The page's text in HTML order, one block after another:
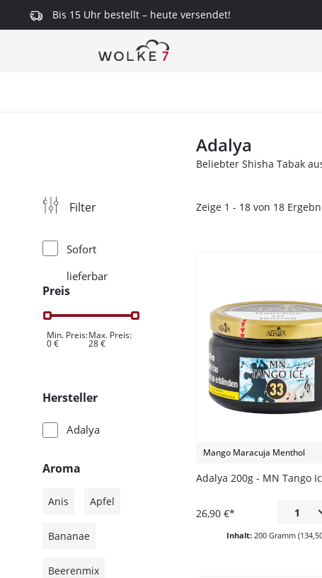
Zur Hauptnavigation springen
Bis 15 Uhr bestellt – heute versendet!
Filter
Sofort
lieferbar
Preis
Min. Preis:
0€
Max. Preis:
28€
Hersteller
Adalya
Aroma
Anis Apfel
Bananae
Beerenmix
Adalya
Beliebter Shisha Tabak
Zeige 1 - 18 von 18
Mango Maracuja Menthol
Adalya 200g - MN Tango
26,90 €*
Inhalt:200 Gramm